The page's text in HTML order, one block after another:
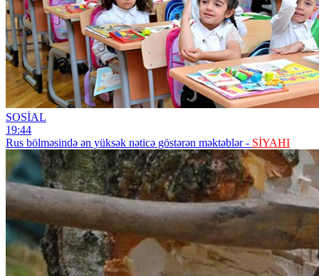
SOSİAL
19:44
Rus bölməsində ən yüksək nəticə göstərən məktəblər - SİYAHI